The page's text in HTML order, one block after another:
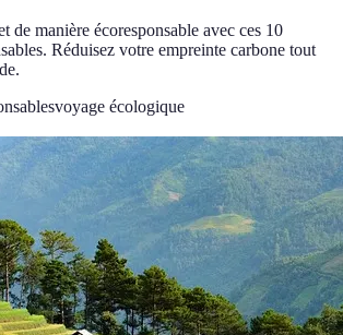
de manière écoresponsable avec ces 10
Réduisez votre empreinte carbone tout
voyage écologique